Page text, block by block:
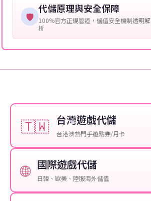
🛡️
代儲原理與安全保障
100%官方正規管道，儲值安全機制透明解
析
🇹🇼 台灣遊戲代儲
台港澳熱門手遊點券/月卡
🌐 國際遊戲代儲
日韓、歐美、陸服海外儲值